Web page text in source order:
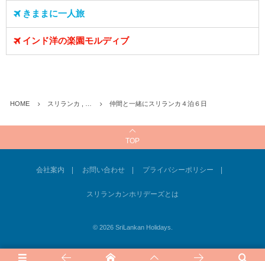
きままに一人旅
インド洋の楽園モルディブ
HOME スリランカ , … 仲間と一緒にスリランカ４泊６日
TOP
会社案内 お問い合わせ プライバシーポリシー
スリランカンホリデーズとは
© 2026 SriLankan Holidays